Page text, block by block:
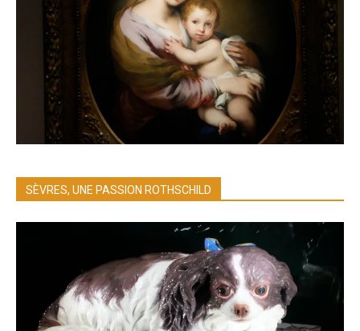
SÈVRES, UNE PASSION ROTHSCHILD